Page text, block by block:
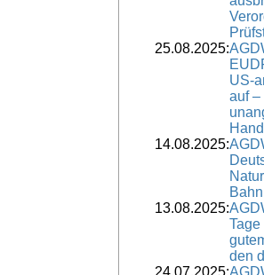
25.08.2025:
US-
auf –
14.08.2025:
13.08.2025:
den